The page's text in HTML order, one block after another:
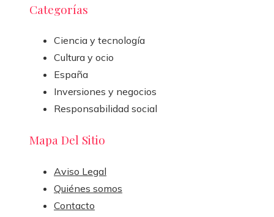
Categorías
Ciencia y tecnología
Cultura y ocio
España
Inversiones y negocios
Responsabilidad social
Mapa Del Sitio
Aviso Legal
Quiénes somos
Contacto